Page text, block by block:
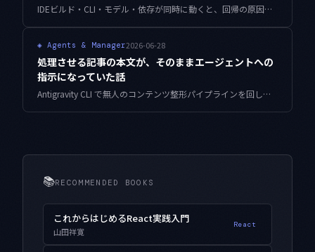
IDEビルド・CLI・モデル・依存が同時に動くと、回帰の原因が特定できなくなります。既知の正常を1枚のロックファイルに固定し、一度に動かす軸を絞る変更予算の設計を、実装コードと運用ログで整理しました。
◈ Agents & Manager2026-06-28
処理させる記事の本文が、そのままエージェントへの
指示になっていた話
Antigravity CLI で無人のコンテンツ整形パイプラインを回していると、処理対象ファイルの本文に紛れた指示文がエージェントの動作を乗っ取ります。指示チャネルとデータチャネルを構造的に分離し、出力スコープの受け入れゲートで逸脱を弾く設計をまとめました。
📚RECOMMENDED BOOKS
これからはじめるReact実践入門
山田祥寛
React